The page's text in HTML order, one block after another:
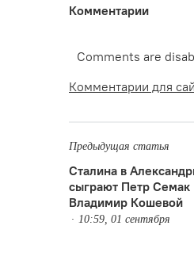
Комментарии
Comments are
Комментарии для
Предыдущая статья
Сталина в
сыграют Петр Семак
Владимир Кошевой
10:59, 01 сентября